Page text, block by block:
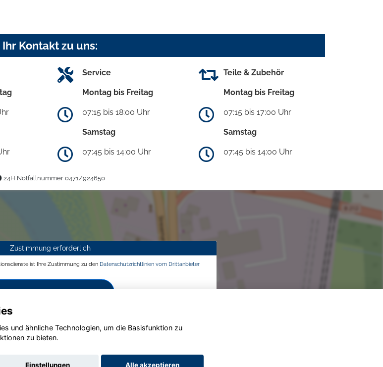
Ihr Kontakt zu uns:
Service
Montag bis Freitag
07:15 bis 18:00 Uhr
Samstag
07:45 bis 14:00 Uhr
Teile & Zubehör
Montag bis Freitag
07:15 bis 17:00 Uhr
Samstag
07:45 bis 14:00 Uhr
24H Notfallnummer 0471/924650
Zustimmung erforderlich
ist Ihre Zustimmung zu den Datenschutzrichtlinien vom Drittanbieter
Zustimmen und aktivieren
und ähnliche Technologien, um die Basisfunktion zu
zu bieten.
Einstellungen Alle akzeptieren